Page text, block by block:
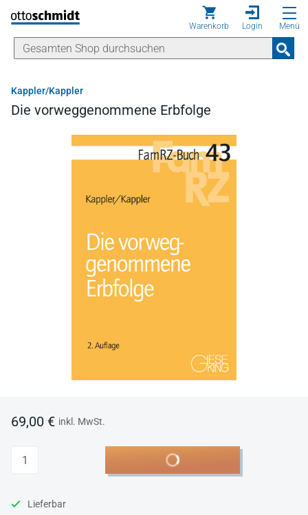
Direkt zum Inhalt
Warenkorb Login Menü
Kappler/Kappler
Die vorweggenommene Erbfolge
69,00 € inkl. MwSt.
Anzahl In den Warenkorb
Lieferbar